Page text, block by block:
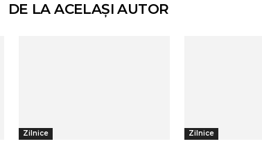
DE LA ACELAȘI AUTOR
Zilnice Zilnice